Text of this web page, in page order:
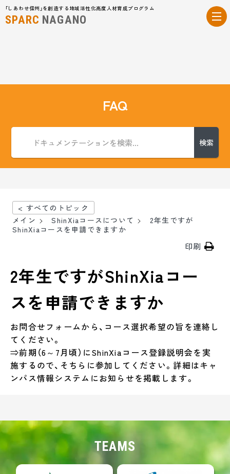
「しあわせ信州」を創造する地域活性化高度人材育成プログラム
SPARC NAGANO
FAQ
検索
< すべてのトピック
メイン
ShinXiaコースについて
2年生ですが
ShinXiaコースを申請できますか
印刷
2年生ですがShinXiaコー
スを申請できますか
お問合せフォームから、コース選択希望の旨を連絡し
てください。
⇒前期（6～7月頃）にShinXiaコース登録説明会を実
施するので、そちらに参加してください。詳細はキャ
ンパス情報システムにお知らせを掲載します。
TEAMS